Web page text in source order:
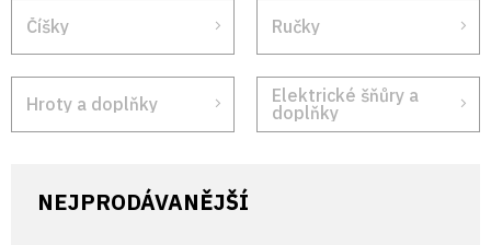
Číšky Ručky
Hroty a doplňky
Elektrické šňůry a
doplňky
NEJPRODÁVANĚJŠÍ